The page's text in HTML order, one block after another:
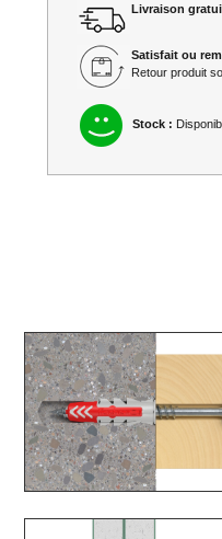
Livraison
Satisfait ou
Retour produit
Stock :